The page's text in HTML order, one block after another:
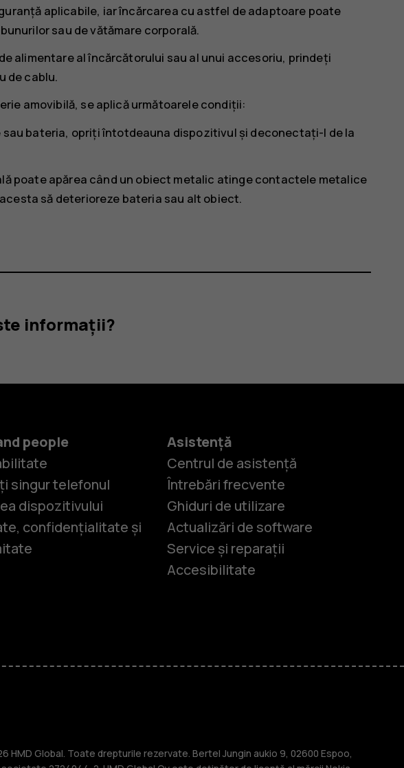
uri
clasice
aplicabile, iar încărcarea cu astfel de adaptoare poate
sau de vătămare corporală.
alimentare al încărcătorului sau al unui accesoriu, prindeți
de cablu.
amovibilă, se aplică următoarele condiții:
bateria, opriți întotdeauna dispozitivul și deconectați-l de la
poate apărea când un obiect metalic atinge contactele metalice
să deterioreze bateria sau alt obiect.
informații?
people
singur telefonul
dispozitivului
confidențialitate și
Asistență
Centrul de asistență
Întrebări frecvente
Ghiduri de utilizare
Actualizări de software
Service și reparații
Accesibilitate
HMD Global. Toate drepturile rezervate. Bertel Jungin aukio 9, 02600 Espoo,